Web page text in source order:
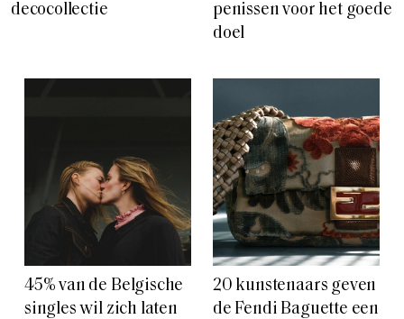
decocollectie
penissen voor het goede
doel
45% van de Belgische
singles wil zich laten
20 kunstenaars geven
de Fendi Baguette een